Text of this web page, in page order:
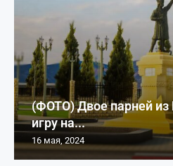
(ФОТО) Двое парней
игру на...
16 мая, 2024